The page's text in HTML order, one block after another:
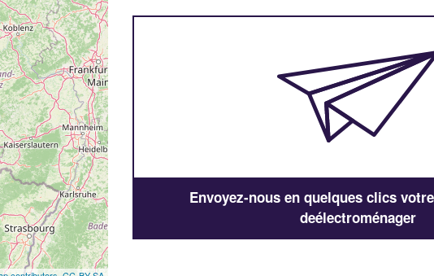
Envoyez-nous en quelques clics
deélectroménager